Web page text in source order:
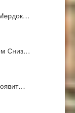
Сниз…